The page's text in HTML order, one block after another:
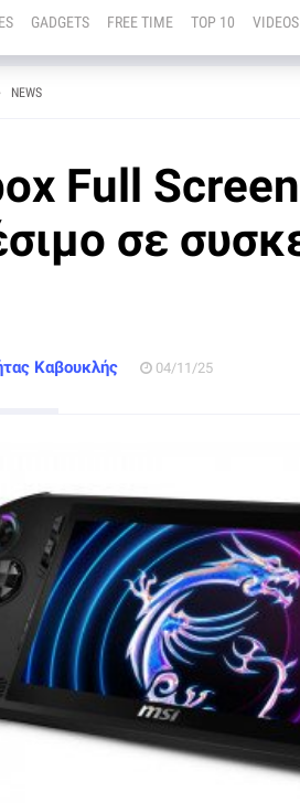
GADGETS FREE TIME TOP 10 VIDEOS
NEWS
Full
σε
Καβουκλής 04/11/25
με